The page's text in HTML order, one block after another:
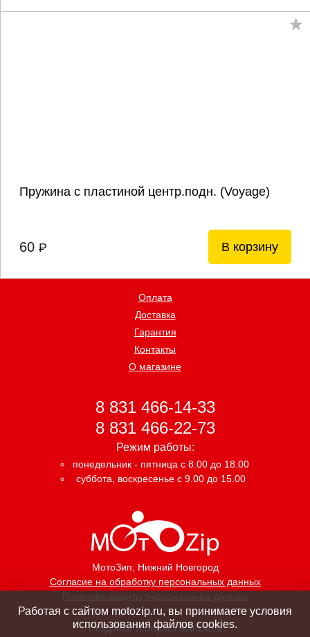
Пружина с пластиной центр.подн. (Voyage)
60 P В корзину
МотоЗип , Нижний Новгород
Согласие на обработку персональных данных
Политика защиты персональных данных
Оплата
Доставка
Гарантия
Контакты
О магазине
8 831 466-14-33
8 831 466-22-73
Режим работы:
понедельник - пятница с 8.00 до 18.00
суббота, воскресенье с 9.00 до 15.00
Создание интернет магазина
Работая с сайтом motozip.ru, вы принимаете условия
использования файлов cookies.